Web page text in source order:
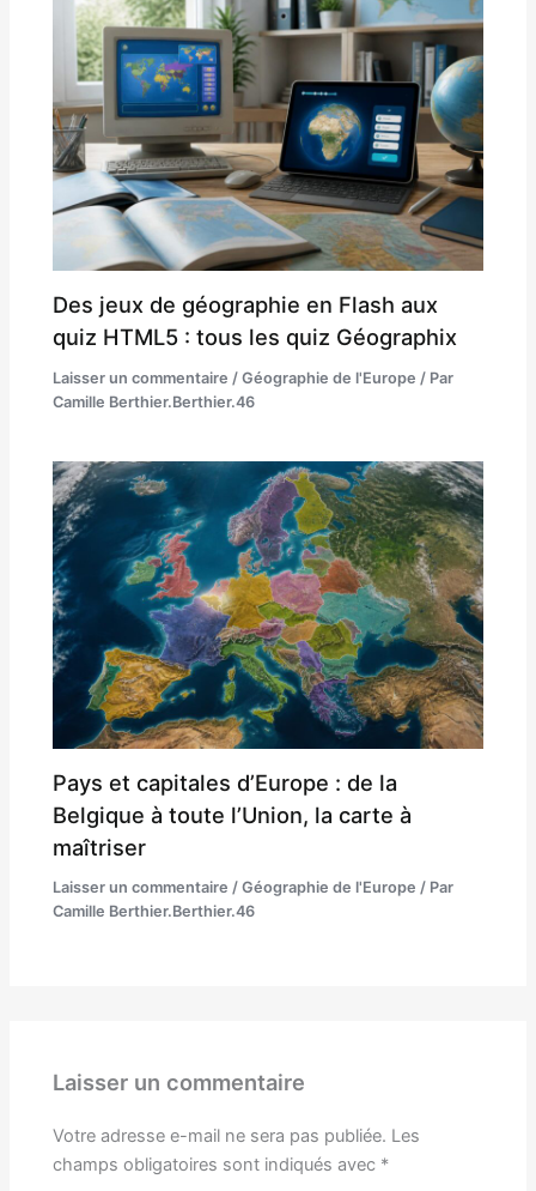
Des jeux de géographie en Flash aux
quiz HTML5 : tous les quiz Géographix
Laisser un commentaire /Géographie de l'Europe / Par
Camille Berthier.Berthier.46
Pays et capitales d’Europe : de la
Belgique à toute l’Union, la carte à
maîtriser
Laisser un commentaire /Géographie de l'Europe / Par
Camille Berthier.Berthier.46
Laisser un commentaire
Votre adresse e-mail ne sera pas publiée. Les
champs obligatoires sont indiqués avec *